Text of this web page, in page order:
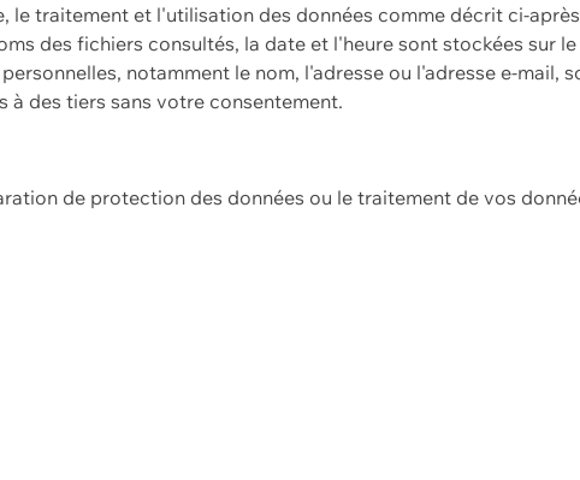
le traitement et l'utilisation des données comme décrit ci-
des fichiers consultés, la date et l'heure sont stockées sur
notamment le nom, l'adresse ou l'adresse e-mail,
à des tiers sans votre consentement.
de protection des données ou le traitement de vos